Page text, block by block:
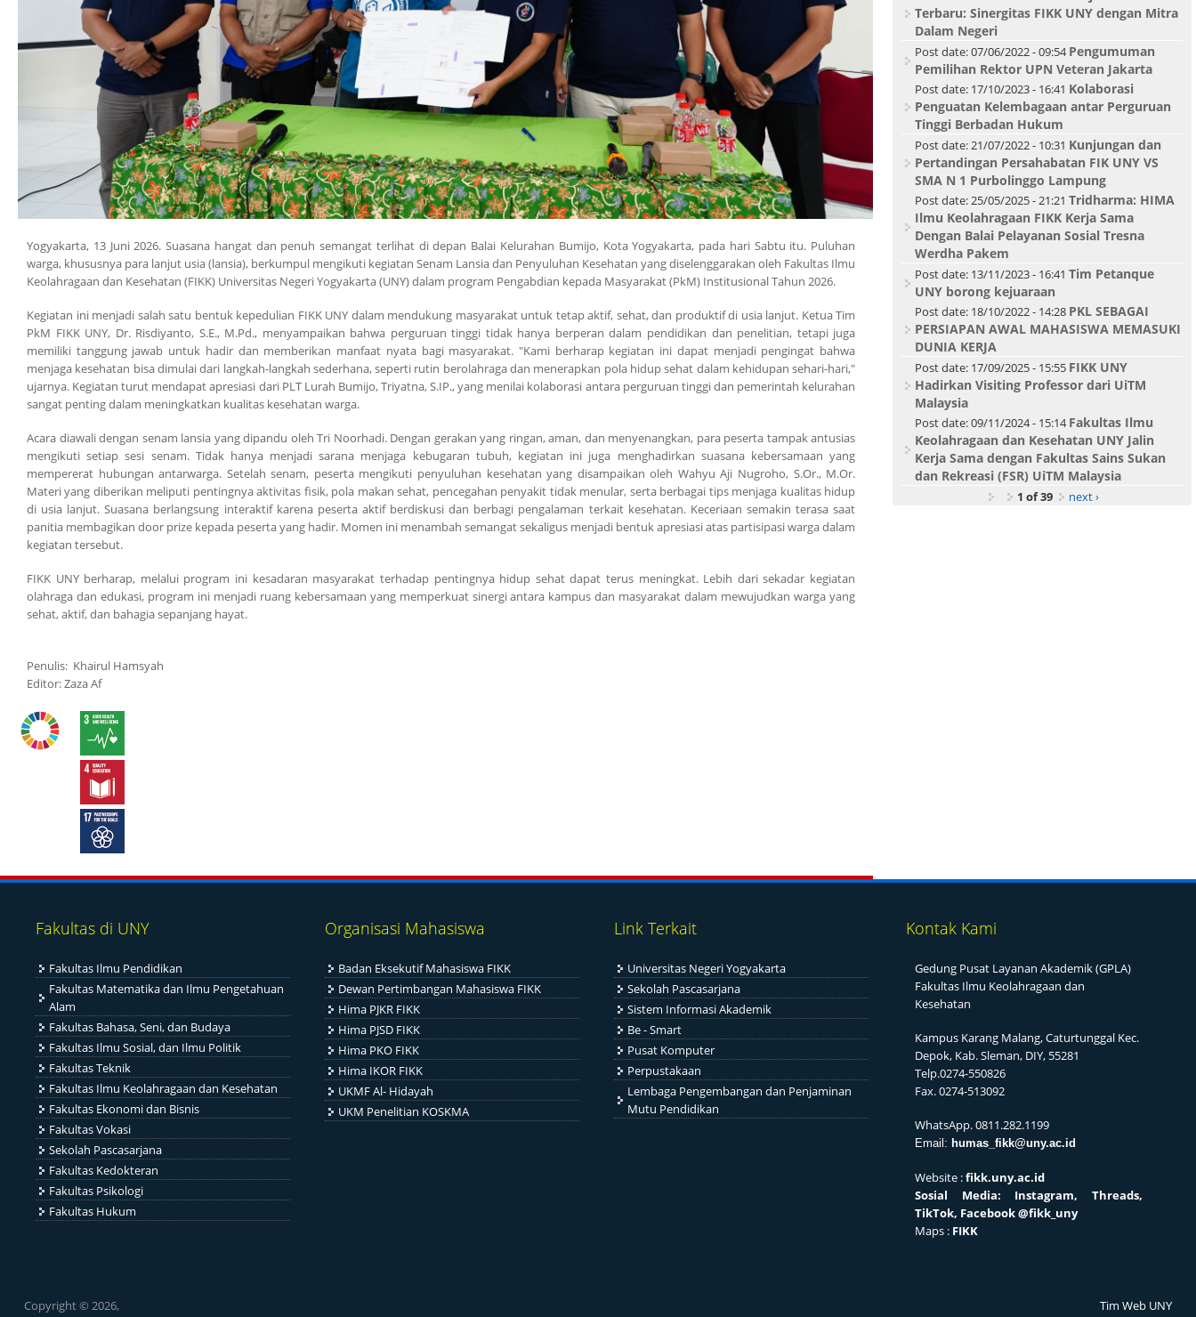
Yogyakarta, 13 Juni 2026. Suasana hangat dan penuh semangat terlihat di depan Balai Kelurahan Bumijo, Kota Yogyakarta, pada hari Sabtu itu. Puluhan
warga, khususnya para lanjut usia (lansia), berkumpul mengikuti kegiatan Senam Lansia dan Penyuluhan Kesehatan yang diselenggarakan oleh Fakultas Ilmu
Keolahragaan dan Kesehatan (FIKK) Universitas Negeri Yogyakarta (UNY) dalam program Pengabdian kepada Masyarakat (PkM) Institusional Tahun 2026.
Kegiatan ini menjadi salah satu bentuk kepedulian FIKK UNY dalam mendukung masyarakat untuk tetap aktif, sehat, dan produktif di usia lanjut. Ketua Tim
PkM FIKK UNY, Dr. Risdiyanto, S.E., M.Pd., menyampaikan bahwa perguruan tinggi tidak hanya berperan dalam pendidikan dan penelitian, tetapi juga
memiliki tanggung jawab untuk hadir dan memberikan manfaat nyata bagi masyarakat. "Kami berharap kegiatan ini dapat menjadi pengingat bahwa
menjaga kesehatan bisa dimulai dari langkah-langkah sederhana, seperti rutin berolahraga dan menerapkan pola hidup sehat dalam kehidupan sehari-hari,"
ujarnya. Kegiatan turut mendapat apresiasi dari PLT Lurah Bumijo, Triyatna, S.IP., yang menilai kolaborasi antara perguruan tinggi dan pemerintah kelurahan
sangat penting dalam meningkatkan kualitas kesehatan warga.
Acara diawali dengan senam lansia yang dipandu oleh Tri Noorhadi. Dengan gerakan yang ringan, aman, dan menyenangkan, para peserta tampak antusias
mengikuti setiap sesi senam. Tidak hanya menjadi sarana menjaga kebugaran tubuh, kegiatan ini juga menghadirkan suasana kebersamaan yang
mempererat hubungan antarwarga. Setelah senam, peserta mengikuti penyuluhan kesehatan yang disampaikan oleh Wahyu Aji Nugroho, S.Or., M.Or.
Materi yang diberikan meliputi pentingnya aktivitas fisik, pola makan sehat, pencegahan penyakit tidak menular, serta berbagai tips menjaga kualitas hidup
di usia lanjut. Suasana berlangsung interaktif karena peserta aktif berdiskusi dan berbagi pengalaman terkait kesehatan. Keceriaan semakin terasa saat
panitia membagikan door prize kepada peserta yang hadir. Momen ini menambah semangat sekaligus menjadi bentuk apresiasi atas partisipasi warga dalam
kegiatan tersebut.
FIKK UNY berharap, melalui program ini kesadaran masyarakat terhadap pentingnya hidup sehat dapat terus meningkat. Lebih dari sekadar kegiatan
olahraga dan edukasi, program ini menjadi ruang kebersamaan yang memperkuat sinergi antara kampus dan masyarakat dalam mewujudkan warga yang
sehat, aktif, dan bahagia sepanjang hayat.
Penulis: Khairul Hamsyah
Editor: Zaza Af
Terbaru: Sinergitas FIKK UNY dengan Mitra
Dalam Negeri
Post date:07/06/2022 - 09:54 Pengumuman
Pemilihan Rektor UPN Veteran Jakarta
Post date: 17/10/2023 - 16:41 Kolaborasi
Penguatan Kelembagaan antar Perguruan
Tinggi Berbadan Hukum
Post date:21/07/2022 - 10:31 Kunjungan dan
Pertandingan Persahabatan FIK UNY VS
SMA N 1 Purbolinggo Lampung
Post date:25/05/2025 - 21:21 Tridharma: HIMA
Ilmu Keolahragaan FIKK Kerja Sama
Dengan Balai Pelayanan Sosial Tresna
Werdha Pakem
Post date: 13/11/2023 - 16:41 Tim Petanque
UNY borong kejuaraan
Post date: 18/10/2022 - 14:28 PKL SEBAGAI
PERSIAPAN AWAL MAHASISWA MEMASUKI
DUNIA KERJA
Post date: 17/09/2025 - 15:55 FIKK UNY
Hadirkan Visiting Professor dari UiTM
Malaysia
Post date:09/11/2024 - 15:14 Fakultas Ilmu
Keolahragaan dan Kesehatan UNY Jalin
Kerja Sama dengan Fakultas Sains Sukan
dan Rekreasi (FSR) UiTM Malaysia
1 of 39 next ›
Fakultas di UNY
Fakultas Ilmu Pendidikan
Fakultas Matematika dan Ilmu Pengetahuan
Alam
Fakultas Bahasa, Seni, dan Budaya
Fakultas Ilmu Sosial, dan Ilmu Politik
Fakultas Teknik
Fakultas Ilmu Keolahragaan dan Kesehatan
Fakultas Ekonomi dan Bisnis
Fakultas Vokasi
Sekolah Pascasarjana
Fakultas Kedokteran
Fakultas Psikologi
Fakultas Hukum
Organisasi Mahasiswa
Badan Eksekutif Mahasiswa FIKK
Dewan Pertimbangan Mahasiswa FIKK
Hima PJKR FIKK
Hima PJSD FIKK
Hima PKO FIKK
Hima IKOR FIKK
UKMF Al- Hidayah
UKM Penelitian KOSKMA
Link Terkait
Universitas Negeri Yogyakarta
Sekolah Pascasarjana
Sistem Informasi Akademik
Be - Smart
Pusat Komputer
Perpustakaan
Lembaga Pengembangan dan Penjaminan
Mutu Pendidikan
Kontak Kami
Gedung Pusat Layanan Akademik (GPLA)
Fakultas Ilmu Keolahragaan dan
Kesehatan
Kampus Karang Malang, Caturtunggal Kec.
Depok, Kab. Sleman, DIY, 55281
Telp.0274-550826
Fax. 0274-513092
WhatsApp. 0811.282.1199
Email: humas_fikk@uny.ac.id
Website :fikk.uny.ac.id
Sosial
Media: Instagram, Threads,
TikTok, Facebook@fikk_uny
Maps : FIKK
Copyright © 2026, Tim Web UNY